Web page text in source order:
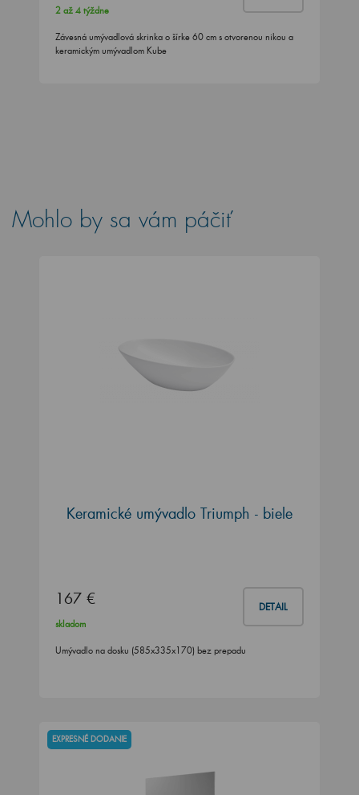
2 až 4 týždne
Závesná umývadlová skrinka o šírke 60 cm s otvorenou nikou a
keramickým umývadlom Kube
Mohlo by sa vám páčiť
Keramické umývadlo Triumph - biele
167 € DETAIL
skladom
Umývadlo na dosku (585x335x170) bez prepadu
EXPRESNÉ DODANIE